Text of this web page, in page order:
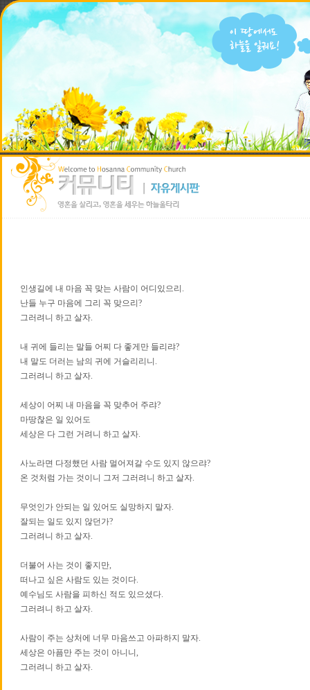
인생길에 내 마음 꼭 맞는 사람이 어디있으리.
난들 누구 마음에 그리 꼭 맞으리?
그러려니 하고 살자.
내 귀에 들리는 말들 어찌 다 좋게만 들리랴?
내 말도 더러는 남의 귀에 거슬리리니.
그러려니 하고 살자.
세상이 어찌 내 마음을 꼭 맞추어 주랴?
마땅찮은 일 있어도
세상은 다 그런 거려니 하고 살자.
사노라면 다정했던 사람 멀어져갈 수도 있지 않으랴?
온 것처럼 가는 것이니 그저 그러려니 하고 살자.
무엇인가 안되는 일 있어도 실망하지 말자.
잘되는 일도 있지 않던가?
그러려니 하고 살자.
더불어 사는 것이 좋지만,
떠나고 싶은 사람도 있는 것이다.
예수님도 사람을 피하신 적도 있으셨다.
그러려니 하고 살자.
사람이 주는 상처에 너무 마음쓰고 아파하지 말자.
세상은 아픔만 주는 것이 아니니,
그러려니 하고 살자.